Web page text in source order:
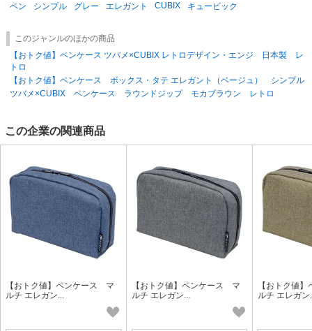
ペン
シンプル グレー エレガント CUBIX キュービック
このジャンルのほかの商品
【おトク値】ペンケース ツバメ×CUBIX レトロデザイン・エンジ 日本製 レ
トロ
【おトク値】ペンケース ボックス・タテ エレガント（ベージュ） シンプル
ツバメ×CUBIX ペンケース ラウンドジップ モカブラウン レトロ
この企業の関連商品
【おトク値】ペンケース マ
ルチ エレガン...
【おトク値】ペンケース マ
ルチ エレガン...
【おトク値
ルチ エレガン